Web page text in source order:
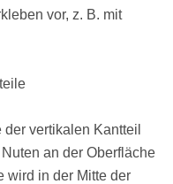
vor, z. B. mit
vertikalen Kantteil
an der Oberfläche
wird in der Mitte der